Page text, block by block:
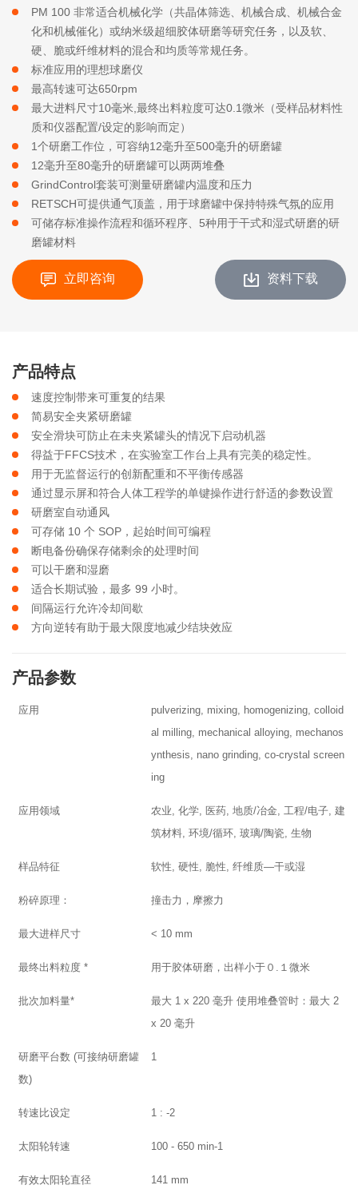
PM 100 非常适合机械化学（共晶体筛选、机械合成、机械合金
化和机械催化）或纳米级超细胶体研磨等研究任务，以及软、
硬、脆或纤维材料的混合和均质等常规任务。
标准应用的理想球磨仪
最高转速可达650rpm
最大进料尺寸10毫米,最终出料粒度可达0.1微米（受样品材料性
质和仪器配置/设定的影响而定）
1个研磨工作位，可容纳12毫升至500毫升的研磨罐
12毫升至80毫升的研磨罐可以两两堆叠
GrindControl套装可测量研磨罐内温度和压力
RETSCH可提供通气顶盖，用于球磨罐中保持特殊气氛的应用
可储存标准操作流程和循环程序、5种用于干式和湿式研磨的研
磨罐材料
立即咨询 资料下载
产品特点
速度控制带来可重复的结果
简易安全夹紧研磨罐
安全滑块可防止在未夹紧罐头的情况下启动机器
得益于FFCS技术，在实验室工作台上具有完美的稳定性。
用于无监督运行的创新配重和不平衡传感器
通过显示屏和符合人体工程学的单键操作进行舒适的参数设置
研磨室自动通风
可存储 10 个 SOP，起始时间可编程
断电备份确保存储剩余的处理时间
可以干磨和湿磨
适合长期试验，最多 99 小时。
间隔运行允许冷却间歇
方向逆转有助于最大限度地减少结块效应
产品参数
应用
pulverizing, mixing, homogenizing, colloid
al milling, mechanical alloying, mechanos
ynthesis, nano grinding, co-crystal screen
ing
应用领域
农业, 化学, 医药, 地质/冶金, 工程/电子, 建
筑材料, 环境/循环, 玻璃/陶瓷, 生物
样品特征 软性, 硬性, 脆性, 纤维质—干或湿
粉碎原理： 撞击力，摩擦力
最大进样尺寸 < 10 mm
最终出料粒度 * 用于胶体研磨，出样小于０.１微米
批次加料量*
最大 1 x 220 毫升 使用堆叠管时：最大 2
x 20 毫升
研磨平台数 (可接纳研磨罐
数)
1
转速比设定 1 : -2
太阳轮转速 100 - 650 min-1
有效太阳轮直径 141 mm